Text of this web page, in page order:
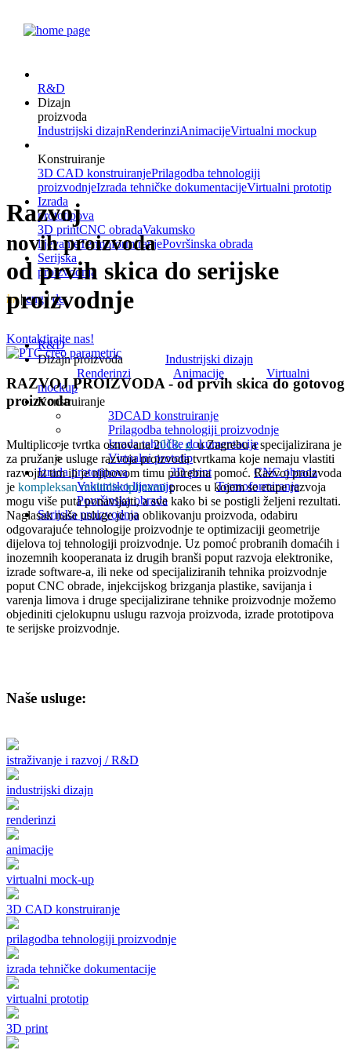
R&D
Dizajn
proizvoda
Industrijski dizajnRenderinziAnimacijeVirtualni mockup
Konstruiranje
3D CAD konstruiranjePrilagodba tehnologiji
proizvodnjeIzrada tehničke dokumentacijeVirtualni prototip
Izrada
prototipova
3D printCNC obradaVakumsko
lijevanjeTermoformiranjePovršinska obrada
Serijska
proizvodnja
hr|eng|de
R&D
Dizajn proizvoda
Industrijski dizajn
Renderinzi
Animacije
Virtualni
mockup
Konstruiranje
3DCAD konstruiranje
Prilagodba tehnologiji proizvodnje
Izrada tehničke dokumentacije
Virtualni prototip
Izrada prototipova
3D print
CNC obrada
Vakumsko lijevanje
Termoformiranje
Površinska obrada
Serijska proizvodnja
Razvoj
novih proizvoda
od prvih skica do serijske
proizvodnje
Kontaktirajte nas!
RAZVOJ PROIZVODA - od prvih skica do gotovog
proizvoda
Multiplico je tvrtka osnovana 2013. g.u Zagrebu a specijalizirana je
za pružanje usluge razvoja proizvoda tvrtkama koje nemaju vlastiti
razvojni tim ili je njihovom timu potrebna pomoć. Razvoj proizvoda
je kompleksan multidisciplinarniproces u kojem se etape razvoja
mogu više puta ponavljajti, a sve kako bi se postigli željeni rezultati.
Naglasak naše usluge je na oblikovanju proizvoda, odabiru
odgovarajuće tehnologije proizvodnje te optimizaciji geometrije
dijelova toj tehnologiji proizvodnje. Uz pomoć probranih domaćih i
inozemnih kooperanata iz drugih branši poput razvoja elektronike,
izrade software-a, ili neke od specijaliziranih tehnika proizvodnje
poput CNC obrade, injekcijskog brizganja plastike, savijanja i
varenja limova i druge specijalizirane tehnike proizvodnje možemo
objediniti cjelokupnu uslugu razvoja proizvoda, izrade prototipova
te serijske proizvodnje.
Naše usluge:
istraživanje i razvoj / R&D
industrijski dizajn
renderinzi
animacije
virtualni mock-up
3D CAD konstruiranje
prilagodba tehnologiji proizvodnje
izrada tehničke dokumentacije
virtualni prototip
3D print